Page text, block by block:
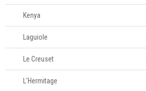
Kenya
Laguiole
Le Creuset
L'Hermitage